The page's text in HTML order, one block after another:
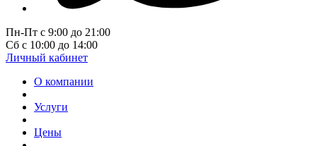
Пн-Пт с 9:00 до 21:00
Сб с 10:00 до 14:00
Личный кабинет
О компании
Услуги
Цены